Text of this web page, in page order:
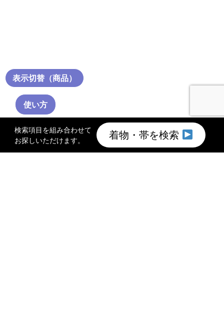
検索項目を組み合わせて
お探しいただけます。
着物・帯を検索
使い方
表示切替（商品）